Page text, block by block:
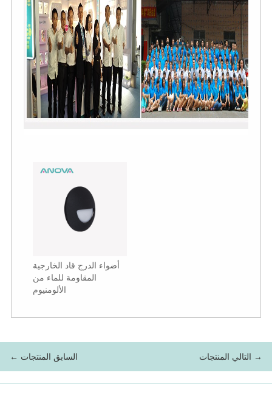
أضواء الدرج قاد الخارجية
المقاومة للماء من
الألومنيوم
← السابق المنتجات التالي المنتجات →